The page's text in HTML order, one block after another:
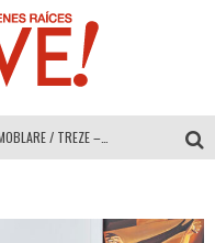
MULTIOFICINAS / AMOBLARE / TREZE – Especial Interiorismo & Decoración 2026
COLINEAL – Especial Interiorismo & Decoración 2026